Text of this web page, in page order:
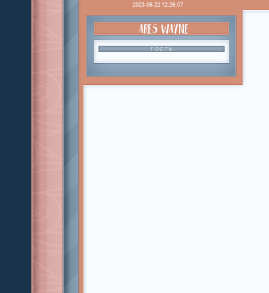
2023-06-22 12:26:07
ARES WAYNE
ГОСТЬ